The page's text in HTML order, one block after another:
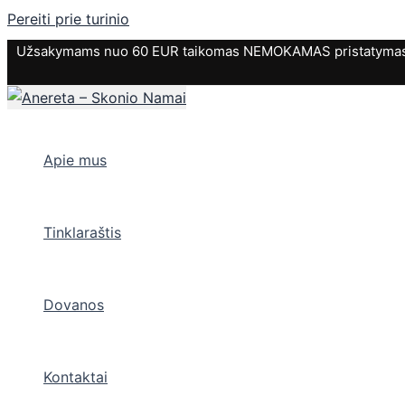
Pereiti prie turinio
Užsakymams nuo 60 EUR taikomas NEMOKAMAS
Apie mus
Tinklaraštis
Dovanos
Kontaktai